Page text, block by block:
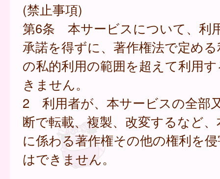
(禁止事項)
第6条 本サービスについて、利
承諾を得ずに、著作権法で定め
の私的利用の範囲を超えて利用
きません。
2 利用者が、本サービスの全部
断で転載、複製、改変するなど
に係わる著作権その他の権利を
はできません。